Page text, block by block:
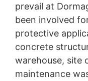
prevail at
been involved
protective
concrete
warehouse, site
maintenance